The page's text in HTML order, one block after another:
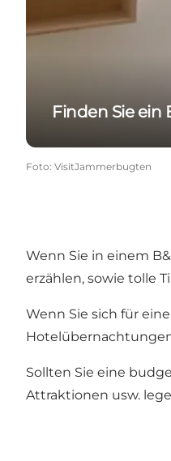
Finden Sie ein
Foto: VisitJammerbugten
Wenn Sie in einem
erzählen, sowie tolle
Wenn Sie sich für
Sollten Sie eine
Attraktionen usw.